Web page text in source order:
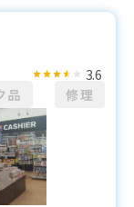
品 修理
3.6